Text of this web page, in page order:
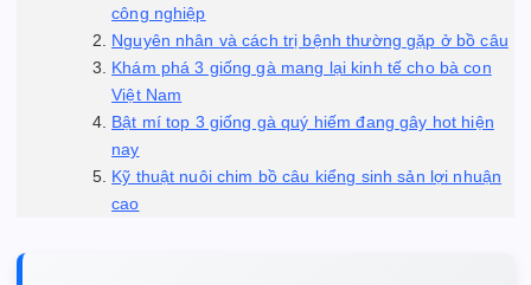
công nghiệp
Nguyên nhân và cách trị bệnh thường gặp ở bồ câu
Khám phá 3 giống gà mang lại kinh tế cho bà con
Việt Nam
Bật mí top 3 giống gà quý hiếm đang gây hot hiện
nay
Kỹ thuật nuôi chim bồ câu kiểng sinh sản lợi nhuận
cao